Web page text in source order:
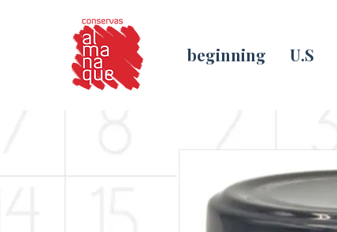
beginning U.S